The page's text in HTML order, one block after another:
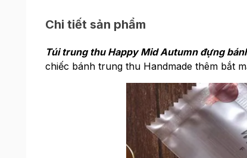
Chi tiết sản phẩm
Túi trung thu Happy Mid Autumn đựng
chiếc bánh trung thu Handmade thêm bắt